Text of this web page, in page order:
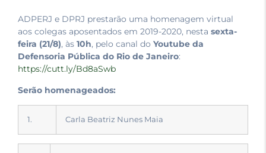
ADPERJ e DPRJ prestarão uma homenagem virtual
aos colegas aposentados em 2019-2020, nesta sexta-
feira (21/8), às 10h, pelo canal do Youtube da
Defensoria Pública do Rio de Janeiro:
https://cutt.ly/Bd8aSwb
Serão homenageados:
1. Carla Beatriz Nunes Maia